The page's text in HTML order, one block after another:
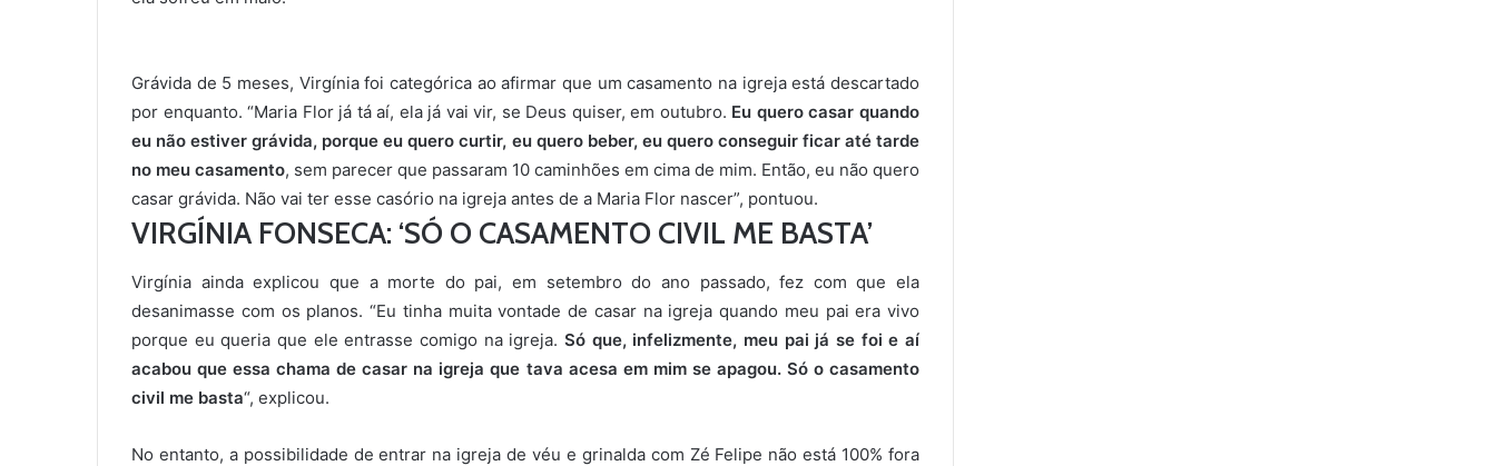
Grávida de 5 meses, Virgínia foi categórica ao afirmar que um casamento na igreja está descartado
por enquanto. “Maria Flor já tá aí, ela já vai vir, se Deus quiser, em outubro. Eu quero casar quando
eu não estiver grávida, porque eu quero curtir, eu quero beber, eu quero conseguir ficar até tarde
no meu casamento, sem parecer que passaram 10 caminhões em cima de mim. Então, eu não quero
casar grávida. Não vai ter esse casório na igreja antes de a Maria Flor nascer”, pontuou.
VIRGÍNIA FONSECA: ‘SÓ O CASAMENTO CIVIL ME BASTA’
Virgínia ainda explicou que a morte do pai, em setembro do ano passado, fez com que ela
desanimasse com os planos. “Eu tinha muita vontade de casar na igreja quando meu pai era vivo
porque eu queria que ele entrasse comigo na igreja. Só que, infelizmente, meu pai já se foi e aí
acabou que essa chama de casar na igreja que tava acesa em mim se apagou. Só o casamento
civil me basta“, explicou.
No entanto, a possibilidade de entrar na igreja de véu e grinalda com Zé Felipe não está 100% fora